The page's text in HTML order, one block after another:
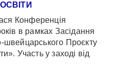
Конференція
в рамках Засідання
швейцарського Проєкту
Участь у заході від